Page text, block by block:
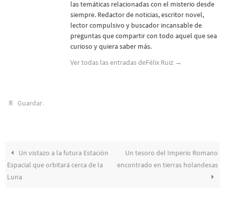
las temáticas relacionadas con el misterio desde
siempre. Redactor de noticias, escritor novel,
lector compulsivo y buscador incansable de
preguntas que compartir con todo aquel que sea
curioso y quiera saber más.
Ver todas las entradas deFélix Ruiz →
Guardar.
Un vistazo a la futura Estación
Espacial que orbitará cerca de la
Luna
Un tesoro del Imperio Romano
encontrado en tierras holandesas